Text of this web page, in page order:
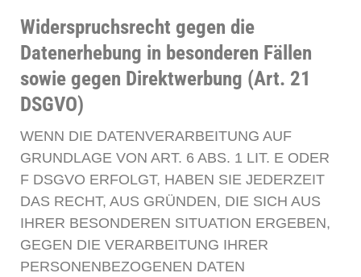
Widerspruchsrecht gegen die
Datenerhebung in besonderen Fällen
sowie gegen Direktwerbung (Art. 21
DSGVO)
WENN DIE DATENVERARBEITUNG AUF
GRUNDLAGE VON ART. 6 ABS. 1 LIT. E ODER
F DSGVO ERFOLGT, HABEN SIE JEDERZEIT
DAS RECHT, AUS GRÜNDEN, DIE SICH AUS
IHRER BESONDEREN SITUATION ERGEBEN,
GEGEN DIE VERARBEITUNG IHRER
PERSONENBEZOGENEN DATEN